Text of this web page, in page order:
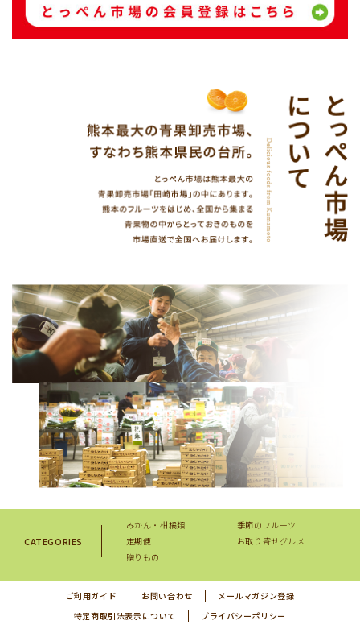
CATEGORIES
みかん・柑橘類
季節のフルーツ
定期便
お取り寄せグルメ
贈りもの
ご利用ガイド お問い合わせ
メールマガジン登録
特定商取引法表示について
プライバシーポリシー